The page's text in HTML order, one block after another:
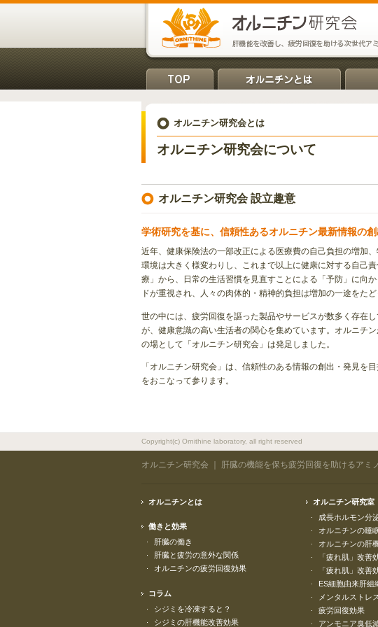
オルニチン研究会とは
オルニチン研究会について
オルニチン研究会 設立趣意
学術研究を基に、信頼性あるオルニチン最新情報の
近年、健康保険法の一部改正による医療費の自己負担の増加
環境は大きく様変わりし、これまで以上に健康に対する自己
療」から、日常の生活習慣を見直すことによる「予防」に向
ドが重視され、人々の肉体的・精神的負担は増加の一途をたど
世の中には、疲労回復を謳った製品やサービスが数多く存在
が、健康意識の高い生活者の関心を集めています。オルニチ
の場として「オルニチン研究会」は発足しました。
「オルニチン研究会」は、信頼性のある情報の創出・発見を
をおこなって参ります。
Copyright(c) Ornithine laboratory, all right reserved
オルニチン研究会 ｜ 肝臓の機能を保ち疲労回復を助けるアミ
オルニチンとは
働きと効果
肝臓の働き
肝臓と疲労の意外な関係
オルニチンの疲労回復効果
コラム
シジミを冷凍すると？
シジミの肝機能改善効果
オルニチン研究室
成長ホルモン分
オルニチンの睡
オルニチンの肝
「疲れ肌」改善
「疲れ肌」改善
ES細胞由来肝組
メンタルストレ
疲労回復効果
アンモニア臭低